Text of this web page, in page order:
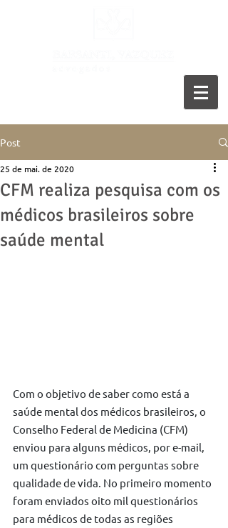
Post
CFM realiza pesquisa com os
médicos brasileiros sobre
saúde mental
25 de mai. de 2020
Com o objetivo de saber como está a
saúde mental dos médicos brasileiros, o
Conselho Federal de Medicina (CFM)
enviou para alguns médicos, por e-mail,
um questionário com perguntas sobre
qualidade de vida. No primeiro momento
foram enviados oito mil questionários
para médicos de todas as regiões